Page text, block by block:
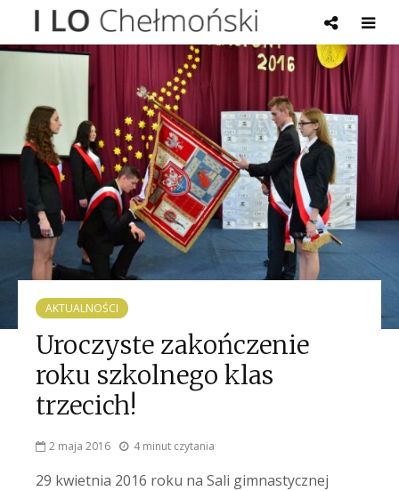
AKTUALNOŚCI
Uroczyste zakończenie
roku szkolnego klas
trzecich!
2 maja 2016 4 minut czytania
29 kwietnia 2016 roku na Sali gimnastycznej